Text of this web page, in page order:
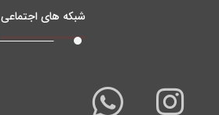
شبکه های اجتماعی